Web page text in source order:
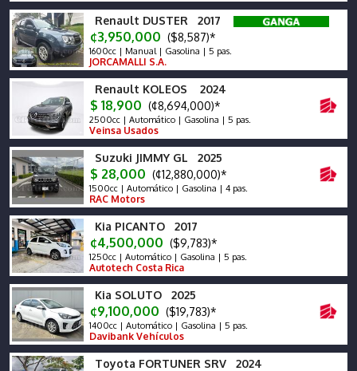
Renault DUSTER 2017
¢3,950,000 ($8,587)*
1600cc | Manual | Gasolina | 5 pas.
JORCAMALLI S.A.
Renault KOLEOS 2024
$ 18,900 (¢8,694,000)*
2500cc | Automático | Gasolina | 5 pas.
Veinsa Usados
Suzuki JIMMY GL 2025
$ 28,000 (¢12,880,000)*
1500cc | Automático | Gasolina | 4 pas.
RAC Motors
Kia PICANTO 2017
¢4,500,000 ($9,783)*
1250cc | Automático | Gasolina | 5 pas.
Autotech Costa Rica
Kia SOLUTO 2025
¢9,100,000 ($19,783)*
1400cc | Automático | Gasolina | 5 pas.
Davibank Vehículos
Toyota FORTUNER SRV 2024